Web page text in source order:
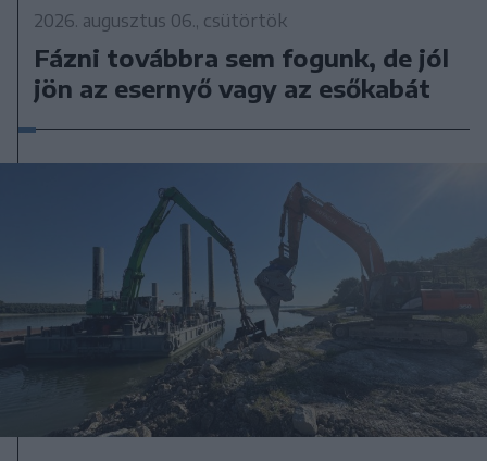
2026. augusztus 06., csütörtök
Fázni továbbra sem fogunk, de jól
jön az esernyő vagy az esőkabát